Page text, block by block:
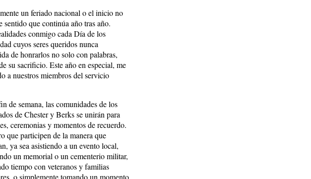
un feriado nacional o el inicio no
que continúa año tras año.
conmigo cada Día de los
cuyos seres queridos nunca
de honrarlos no solo con palabras,
su sacrificio. Este año en especial, me
a nuestros miembros del servicio
de semana, las comunidades de los
de Chester y Berks se unirán para
ceremonias y momentos de recuerdo.
que participen de la manera que
ya sea asistiendo a un evento local,
un memorial o un cementerio militar,
tiempo con veteranos y familias
o simplemente tomando un momento